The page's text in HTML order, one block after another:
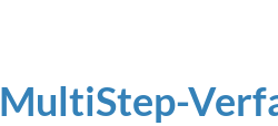
MultiStep-